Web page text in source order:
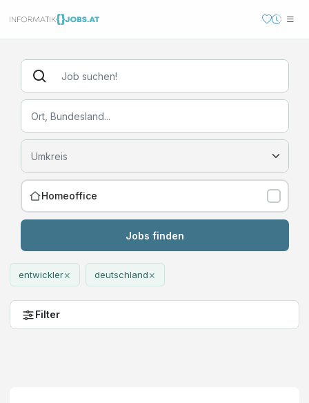
Homeoffice
Jobs finden
entwickler× deutschland×
Filter